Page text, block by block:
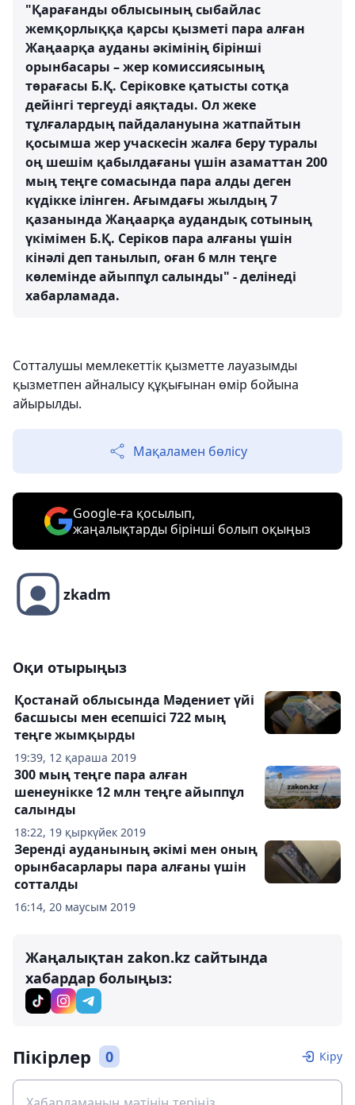
"Қарағанды облысының сыбайлас
жемқорлыққа қарсы қызметі пара алған
Жаңаарқа ауданы әкімінің бірінші
орынбасары – жер комиссиясының
төрағасы Б.Қ. Серіковке қатысты сотқа
дейінгі тергеуді аяқтады. Ол жеке
тұлғалардың пайдалануына жатпайтын
қосымша жер учаскесін жалға беру туралы
оң шешім қабылдағаны үшін азаматтан 200
мың теңге сомасында пара алды деген
күдікке ілінген. Ағымдағы жылдың 7
қазанында Жаңаарқа аудандық сотының
үкімімен Б.Қ. Серіков пара алғаны үшін
кінәлі деп танылып, оған 6 млн теңге
көлемінде айыппұл салынды" - делінеді
хабарламада.
Сотталушы мемлекеттік қызметте лауазымды
қызметпен айналысу құқығынан өмір бойына
айырылды.
Мақаламен бөлісу
Google-ға қосылып,
жаңалықтарды бірінші болып оқыңыз
zkadm
Оқи отырыңыз
19:39, 12 қараша 2019
Қостанай облысында Мәдениет үйі
басшысы мен есепшісі 722 мың
теңге жымқырды
18:22, 19 қыркүйек 2019
300 мың теңге пара алған
шенеунікке 12 млн теңге айыппұл
салынды
16:14, 20 маусым 2019
Зеренді ауданының әкімі мен оның
орынбасарлары пара алғаны үшін
сотталды
Жаңалықтан zakon.kz сайтында
хабардар болыңыз:
Пікірлер 0 Кіру